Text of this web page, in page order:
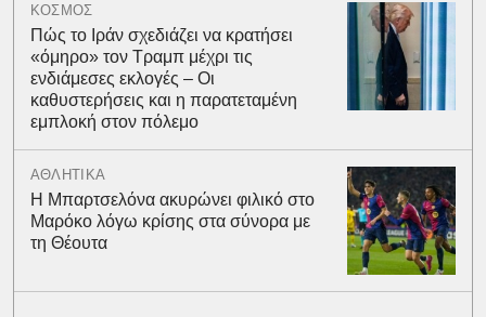
ΚΟΣΜΟΣ
Πώς το Ιράν σχεδιάζει να κρατήσει
«όμηρο» τον Τραμπ μέχρι τις
ενδιάμεσες εκλογές – Οι
καθυστερήσεις και η παρατεταμένη
εμπλοκή στον πόλεμο
ΑΘΛΗΤΙΚΑ
Η Μπαρτσελόνα ακυρώνει φιλικό στο
Μαρόκο λόγω κρίσης στα σύνορα με
τη Θέουτα